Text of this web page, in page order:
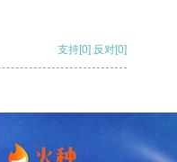
支持[0] 反对[0]